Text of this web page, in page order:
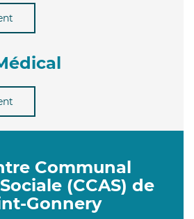
Communal
(CCAS) de
Gonnery